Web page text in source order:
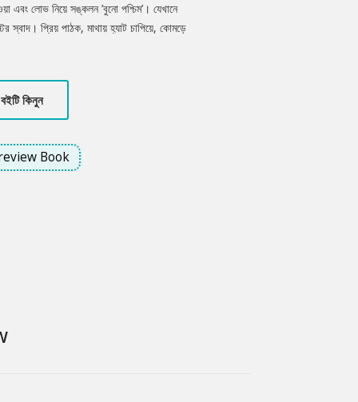
এবং লোভ নিয়ে সঙ্কলন ’বুনো পশ্চিম’। যেখানে
স্বাদ। প্রিয় পাঠক, মাথায় হ্যাট চাপিয়ে, কোমড়ে
বুনো পশ্চিমের দুঃসাহসী একজন কাউবয় হওয়ার
বইটি কিনুন
Book